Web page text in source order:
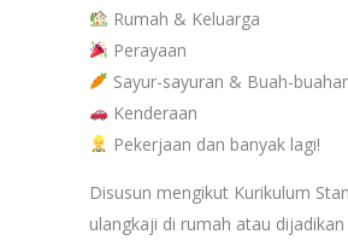
Rumah & Keluarga
Perayaan
Sayur-sayuran & Buah-
Kenderaan
Pekerjaan dan banyak lagi!
Disusun mengikut Kurikulum
ulangkaji di rumah atau